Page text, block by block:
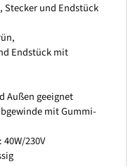
Stecker und Endstück
Endstück mit
Außen geeignet
mit Gummi-
230V